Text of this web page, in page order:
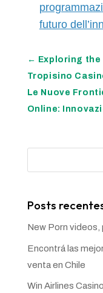
futuro
← Exploring
Tropisino
Le Nuove
Online:
Posts
New Porn videos,
Encontrá las
venta en Chile
Win Airlines